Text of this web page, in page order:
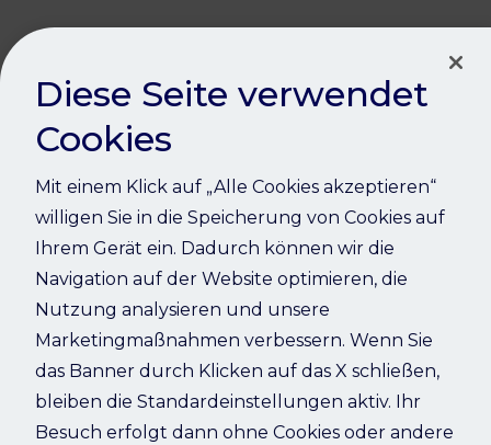
Oops!
Something went wrong. Please try refreshing the app
Refresh
Diese Seite verwendet
Cookies
Mit einem Klick auf „Alle Cookies akzeptieren“
willigen Sie in die Speicherung von Cookies auf
Ihrem Gerät ein. Dadurch können wir die
Navigation auf der Website optimieren, die
Nutzung analysieren und unsere
Marketingmaßnahmen verbessern. Wenn Sie
das Banner durch Klicken auf das X schließen,
bleiben die Standardeinstellungen aktiv. Ihr
Besuch erfolgt dann ohne Cookies oder andere